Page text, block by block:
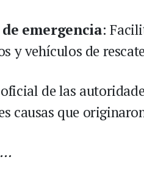
emergencia:
y vehículos de
de las
causas que